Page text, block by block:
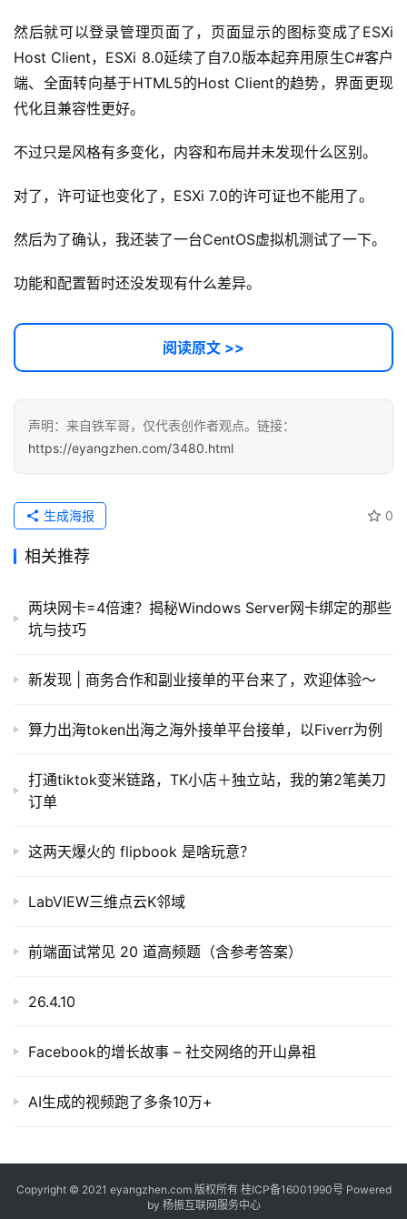
示
词
开
源
代
码
用
接
然后就可以登录管理页面了，页面显示的图标变成了ESXi
Host Client，ESXi 8.0延续了自7.0版本起弃用原生C#客户
端、全面转向基于HTML5的Host Client的趋势，界面更现
代化且兼容性更好。
不过只是风格有多变化，内容和布局并未发现什么区别。
对了，许可证也变化了，ESXi 7.0的许可证也不能用了。
然后为了确认，我还装了一台CentOS虚拟机测试了一下。
功能和配置暂时还没发现有什么差异。
阅读原文 >>
声明：来自铁军哥，仅代表创作者观点。链接：
https://eyangzhen.com/3480.html
0
生成海报
相关推荐
两块网卡=4倍速？揭秘Windows Server网卡绑定的那些
坑与技巧
新发现 | 商务合作和副业接单的平台来了，欢迎体验～
算力出海token出海之海外接单平台接单，以Fiverr为例
打通tiktok变米链路，TK小店＋独立站，我的第2笔美刀
订单
这两天爆火的 flipbook 是啥玩意？
LabVIEW三维点云K邻域
前端面试常见 20 道高频题（含参考答案）
26.4.10
Facebook的增长故事 – 社交网络的开山鼻祖
AI生成的视频跑了多条10万+
Copyright © 2021 eyangzhen.com 版权所有 桂ICP备16001990号 Powered
by 杨振互联网服务中心